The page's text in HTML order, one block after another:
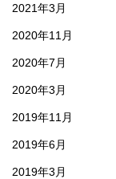
2021年3月
2020年11月
2020年7月
2020年3月
2019年11月
2019年6月
2019年3月